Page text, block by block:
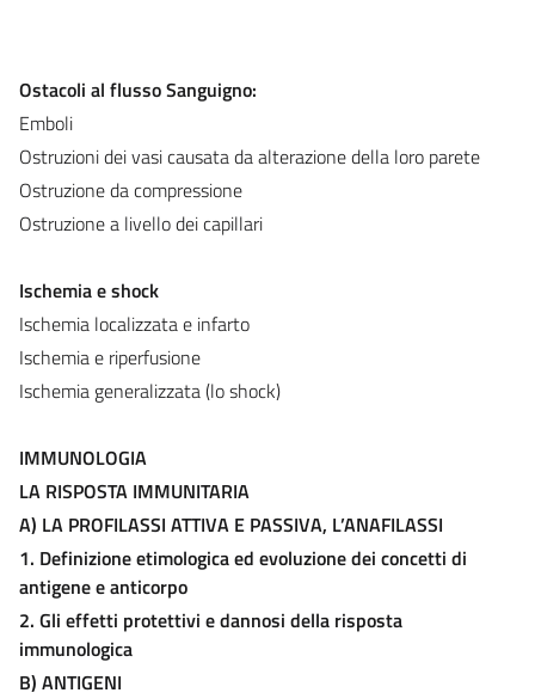
Ostacoli al flusso Sanguigno:
Emboli
Ostruzioni dei vasi causata da alterazione della loro parete
Ostruzione da compressione
Ostruzione a livello dei capillari
Ischemia e shock
Ischemia localizzata e infarto
Ischemia e riperfusione
Ischemia generalizzata (lo shock)
IMMUNOLOGIA
LA RISPOSTA IMMUNITARIA
A) LA PROFILASSI ATTIVA E PASSIVA, L’ANAFILASSI
1. Definizione etimologica ed evoluzione dei concetti di
antigene e anticorpo
2. Gli effetti protettivi e dannosi della risposta
immunologica
B) ANTIGENI